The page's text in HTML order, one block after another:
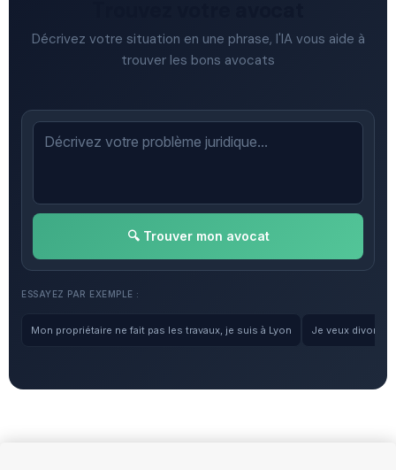
Décrivez votre situation en une phrase, l'IA vous aide à
trouver les bons avocats
🔍 Trouver mon avocat
ESSAYEZ PAR EXEMPLE :
Mon propriétaire ne fait pas les travaux, je suis à Lyon Je veux